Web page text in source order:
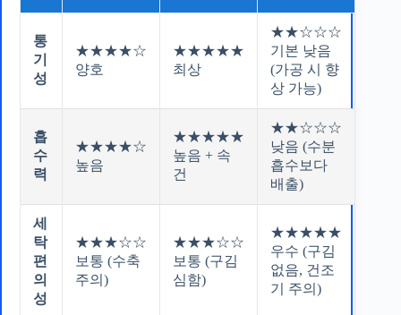
통
기
성
★★★★☆
양호
★★★★★
최상
★★☆☆☆
기본 낮음
(가공 시 향
상 가능)
흡
수
력
★★★★☆
높음
★★★★★
높음 + 속
건
★★☆☆☆
낮음 (수분
흡수보다
배출)
세
탁
편
의
성
★★★☆☆
보통 (수축
주의)
★★★☆☆
보통 (구김
심함)
★★★★★
우수 (구김
없음, 건조
기 주의)